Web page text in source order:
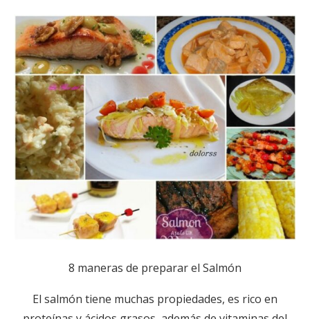
8 maneras de preparar el Salmón
El salmón tiene muchas propiedades, es rico en